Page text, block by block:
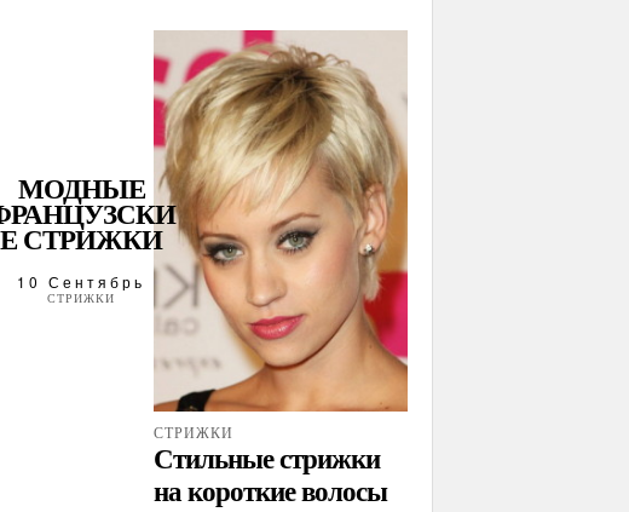
МОДНЫЕ
Е СТРИЖКИ
10 Сентябрь
СТРИЖКИ
СТРИЖКИ
Стильные стрижки
на короткие волосы